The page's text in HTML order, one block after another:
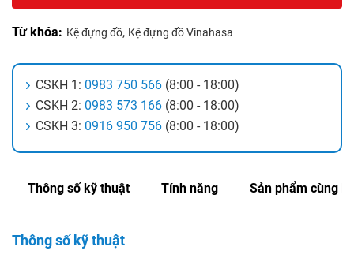
Từ khóa: Kệ đựng đồ, Kệ đựng đồ Vinahasa
CSKH 1: 0983 750 566 (8:00 - 18:00)
CSKH 2: 0983 573 166 (8:00 - 18:00)
CSKH 3: 0916 950 756 (8:00 - 18:00)
Thông số kỹ thuật Tính năng Sản phẩm cùng
Thông số kỹ thuật